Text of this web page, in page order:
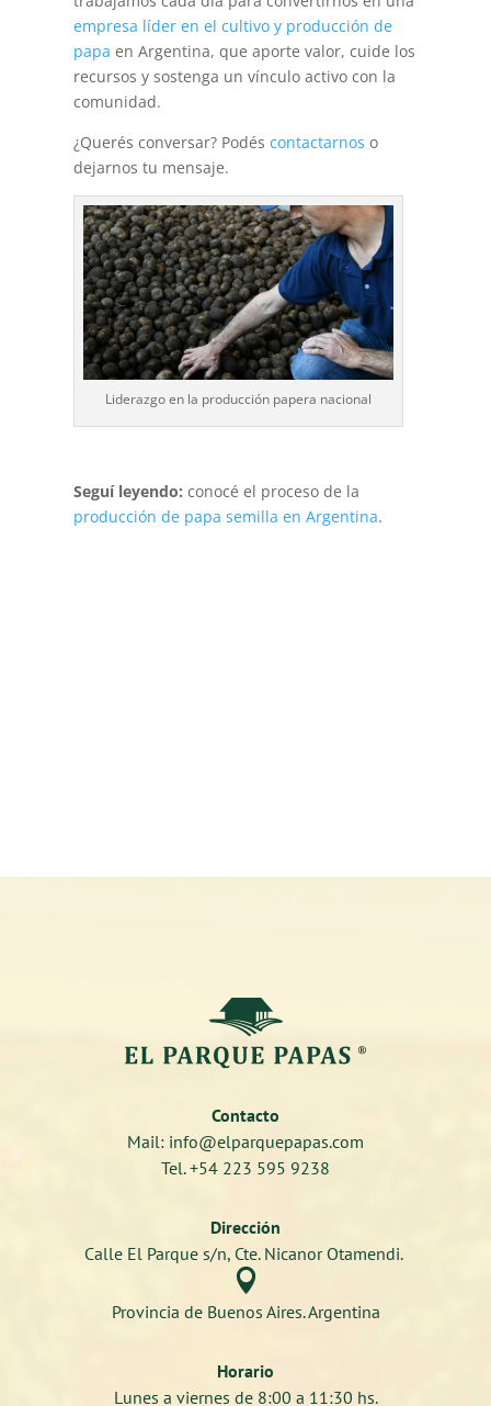
empresa líder en el cultivo y producción de
papa en Argentina, que aporte valor, cuide los
recursos y sostenga un vínculo activo con la
comunidad.
¿Querés conversar? Podéscontactarnos o
dejarnos tu mensaje.
Liderazgo en la producción papera nacional
Seguí leyendo:conocé el proceso de la
producción de papa semilla en Argentina.
Contacto
Mail: info@elparquepapas.com
Tel. +54 223 595 9238
Dirección
Calle El Parque s/n, Cte. Nicanor Otamendi.

Provincia de Buenos Aires. Argentina
Horario
Lunes a viernes de 8:00 a 11:30 hs.